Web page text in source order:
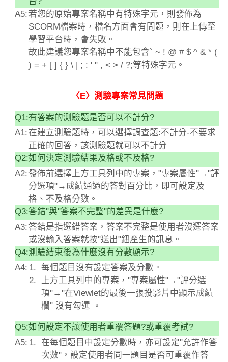
A5:若您的原始專案名稱中有特殊字元，則發佈為
SCORM檔案時，檔名方面會有問題，則在上傳至
學習平台時，會失敗。
故此建議您專案名稱中不能包含` ~ ! @ # $ ^ & * (
) = + [ ] { } \ | ; : ' " , < > / ?;等特殊字元。
〈E〉測驗專案常見問題
Q1:有答案的測驗題是否可以不計分?
A1:在建立測驗題時，可以選擇調查題:不計分-不要求
正確的回答，該測驗題就可以不計分
Q2:如何決定測驗結果及格或不及格?
A2:發佈前選擇上方工具列中的專案，"專案屬性"→"評
分選項"→成績通過的答對百分比，即可設定及
格、不及格分數。
Q3:答錯"與"答案不完整"的差異是什麼?
A3: 答錯是指選錯答案，答案不完整是使用者沒選答案
或沒輸入答案就按"送出"鈕產生的訊息。
Q4:測驗結束後為什麼沒有分數顯示?
A4:
每個題目沒有設定答案及分數。
上方工具列中的專案，"專案屬性"→"評分選
項"→"在Viewlet的最後一張投影片中顯示成績
欄" 沒有勾選 。
Q5:如何設定不讓使用者重覆答題?或重覆考試?
A5:
在每個題目中設定分數時，亦可設定"允許作答
次數"，設定使用者同一題目是否可重覆作答